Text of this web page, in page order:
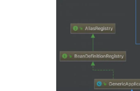
//我们可以
callRunners(context,
		}
handleRunFailure(context, ex,
		}